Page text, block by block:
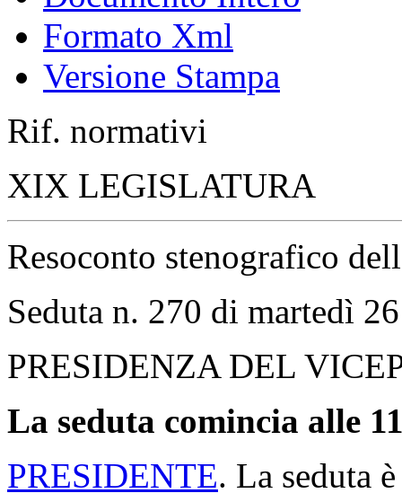
Stenografico
Sommario
Documenti di seduta
Atti di indirizzo e
Votazioni
Frontespizio
Indice Alfabetico
Indice Cronologico
Documento Intero
Formato Xml
Versione Stampa